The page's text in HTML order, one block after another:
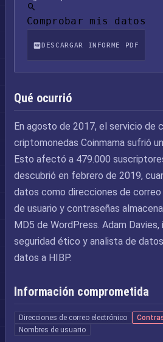
Comprobar mis datos
DESCARGAR INFORME PDF
Qué ocurrió
En agosto de 2017, el servicio de
criptomonedas Coinmama sufrió
Esto afectó a 479.000
descubrió en febrero de 2019,
datos como direcciones de
de usuario y contraseñas
MD5 de WordPress. Adam
seguridad ético y analista de
datos a HIBP.
Información comprometida
Direcciones de correo electrónico
Nombres de usuario